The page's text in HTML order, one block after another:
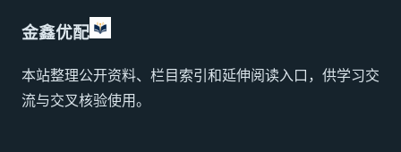
金鑫优配
本站整理公开资料、栏目索引和延伸阅读入口，供学习交
流与交叉核验使用。